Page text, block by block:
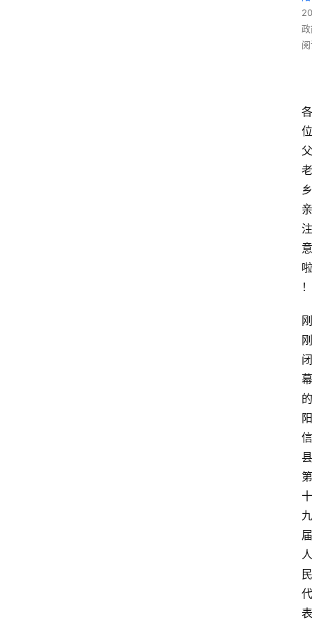
各
位
父
老
乡
亲
注
意
啦
！
刚
刚
闭
幕
的
阳
信
县
第
十
九
届
人
民
代
表